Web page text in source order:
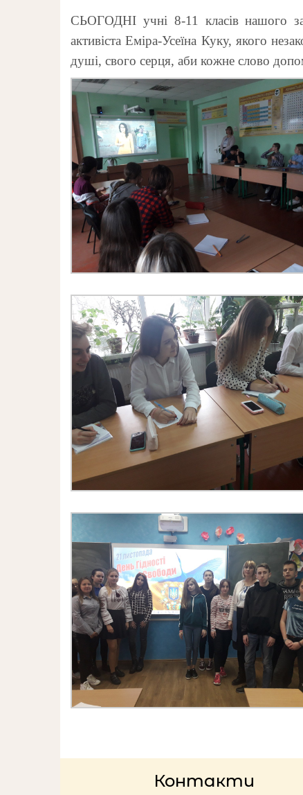
СЬОГОДНІ учні 8-11 класів нашого
активіста Еміра-Усеїна Куку, якого
душі, свого серця, аби кожне слово
Контакти